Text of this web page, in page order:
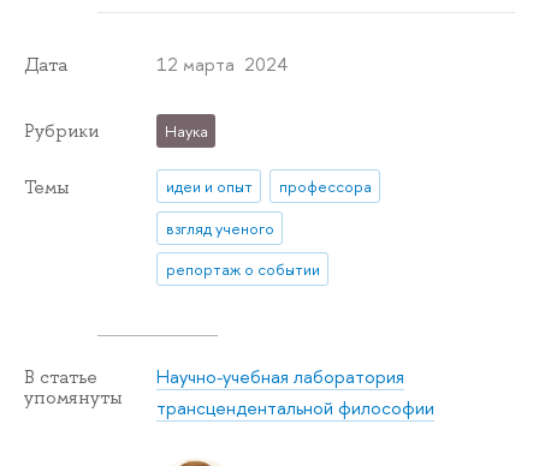
Дата 12 марта 2024
Рубрики Наука
Темы идеи и опыт
профессора
взгляд ученого
репортаж о событии
В статье
упомянуты
Научно-учебная лаборатория
трансцендентальной философии